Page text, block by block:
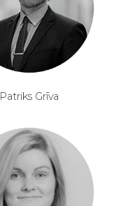
Patriks Grīva